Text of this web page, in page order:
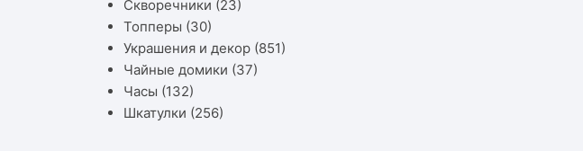
Скворечники (23)
Топперы (30)
Украшения и декор (851)
Чайные домики (37)
Часы (132)
Шкатулки (256)